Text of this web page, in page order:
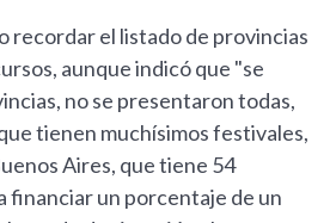
recordar el listado de provincias
aunque indicó que "se
no se presentaron todas,
tienen muchísimos festivales,
Aires, que tiene 54
financiar un porcentaje de un